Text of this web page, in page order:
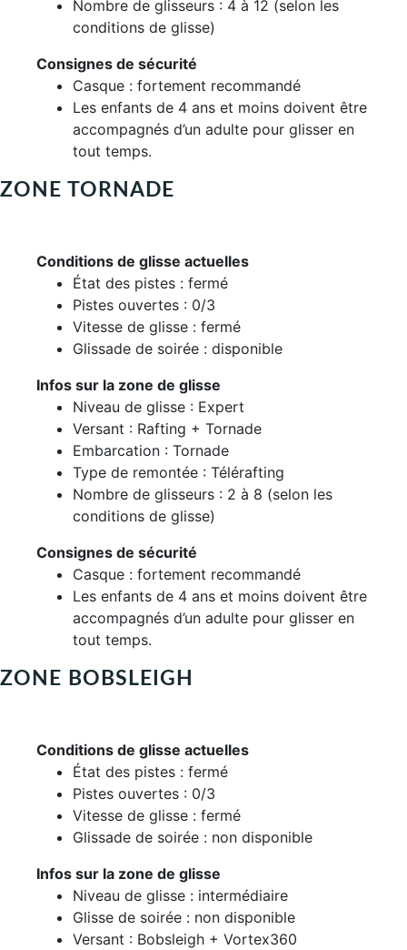
Nombre de glisseurs : 4 à 12 (selon les
conditions de glisse)
Consignes de sécurité
Casque : fortement recommandé
Les enfants de 4 ans et moins doivent être
accompagnés d’un adulte pour glisser en
tout temps.
ZONE TORNADE
Conditions de glisse actuelles
État des pistes : fermé
Pistes ouvertes : 0/3
Vitesse de glisse : fermé
Glissade de soirée : disponible
Infos sur la zone de glisse
Niveau de glisse : Expert
Versant : Rafting + Tornade
Embarcation : Tornade
Type de remontée : Télérafting
Nombre de glisseurs : 2 à 8 (selon les
conditions de glisse)
Consignes de sécurité
Casque : fortement recommandé
Les enfants de 4 ans et moins doivent être
accompagnés d’un adulte pour glisser en
tout temps.
ZONE BOBSLEIGH
Conditions de glisse actuelles
État des pistes : fermé
Pistes ouvertes : 0/3
Vitesse de glisse : fermé
Glissade de soirée : non disponible
Infos sur la zone de glisse
Niveau de glisse : intermédiaire
Glisse de soirée : non disponible
Versant : Bobsleigh + Vortex360